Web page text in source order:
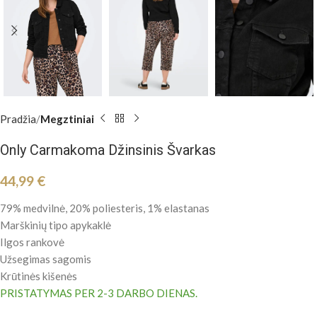
Pradžia Megztiniai
Only Carmakoma Džinsinis Švarkas
44,99 €
79% medvilnė, 20% poliesteris, 1% elastanas
Marškinių tipo apykaklė
Ilgos rankovė
Užsegimas sagomis
Krūtinės kišenės
PRISTATYMAS PER 2-3 DARBO DIENAS.